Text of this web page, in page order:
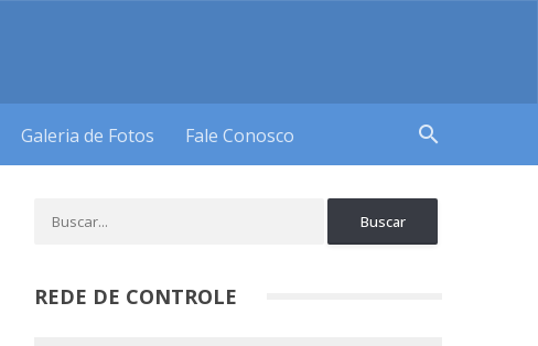
Galeria de Fotos Fale Conosco search
REDE DE CONTROLE